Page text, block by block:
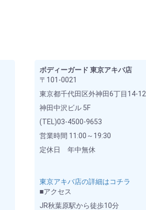
ボディーガード 東京アキバ店
〒101-0021
東京都千代田区外神田6丁目14-12
神田中沢ビル 5F
(TEL)03-4500-9653
営業時間 11:00～19:30
定休日 年中無休
東京アキバ店の詳細はコチラ
■アクセス
JR秋葉原駅から徒歩10分